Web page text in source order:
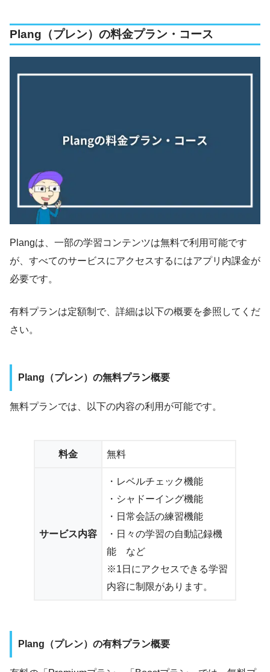
Plang（プレン）の料金プラン・コース
Plangは、一部の学習コンテンツは無料で利用可能です
が、すべてのサービスにアクセスするにはアプリ内課金が
必要です。
有料プランは定額制で、詳細は以下の概要を参照してくだ
さい。
Plang（プレン）の無料プラン概要
無料プランでは、以下の内容の利用が可能です。
料金 無料
サービス内容
・レベルチェック機能
・シャドーイング機能
・日常会話の練習機能
・日々の学習の自動記録機
能 など
※1日にアクセスできる学習
内容に制限があります。
Plang（プレン）の有料プラン概要